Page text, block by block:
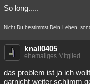
So long.....
Nicht Du bestimmst Dein Leben,
knall0405
ehemaliges Mitglied
das problem ist ja ich
garnicht weiter schlimm